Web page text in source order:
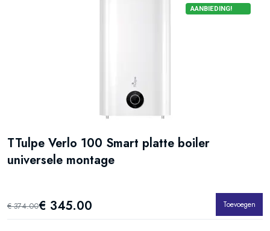
AANBIEDING!
TTulpe Verlo 100 Smart platte boiler
universele montage
€ 374.00€ 345.00 Toevoegen